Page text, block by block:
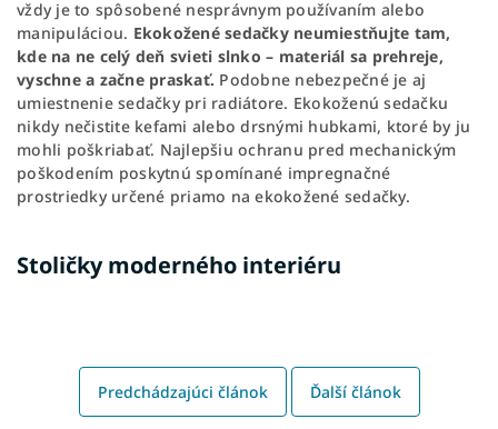
vždy je to spôsobené nesprávnym používaním alebo
manipuláciou. Ekokožené sedačky neumiestňujte tam,
kde na ne celý deň svieti slnko – materiál sa prehreje,
vyschne a začne praskať. Podobne nebezpečné je aj
umiestnenie sedačky pri radiátore. Ekokoženú sedačku
nikdy nečistite kefami alebo drsnými hubkami, ktoré by ju
mohli poškriabať. Najlepšiu ochranu pred mechanickým
poškodením poskytnú spomínané impregnačné
prostriedky určené priamo na ekokožené sedačky.
Stoličky moderného interiéru
Predchádzajúci článok Ďalší článok